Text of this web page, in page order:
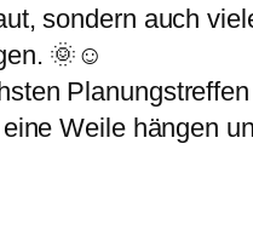
sondern auch
🌞☺️
Weile hängen